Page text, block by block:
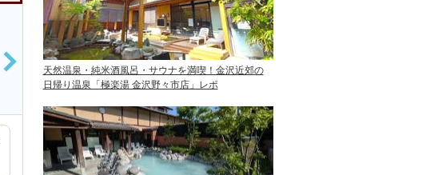
>
天然温泉・純米酒風呂・サウナを満喫！金沢近郊の
日帰り温泉「極楽湯 金沢野々市店」レポ